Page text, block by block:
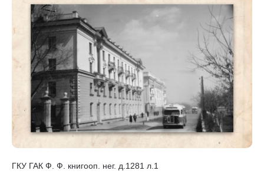
ГКУ ГАК Ф. Ф. книгооп. нег. д.1281 л.1